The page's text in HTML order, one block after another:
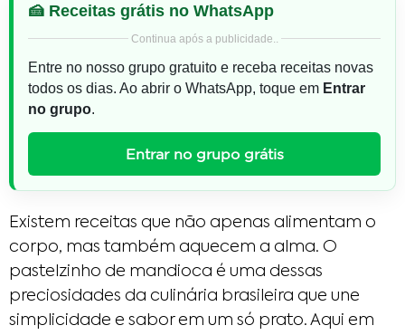
🍰 Receitas grátis no WhatsApp
Continua após a publicidade..
Entre no nosso grupo gratuito e receba receitas novas
todos os dias. Ao abrir o WhatsApp, toque em Entrar
no grupo.
Entrar no grupo grátis
Existem receitas que não apenas alimentam o
corpo, mas também aquecem a alma. O
pastelzinho de mandioca é uma dessas
preciosidades da culinária brasileira que une
simplicidade e sabor em um só prato. Aqui em